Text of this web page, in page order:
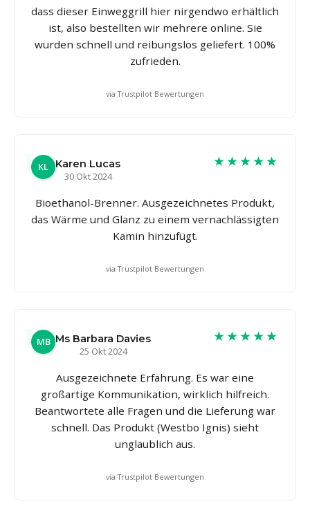
dass dieser Einweggrill hier nirgendwo erhältlich
ist, also bestellten wir mehrere online. Sie
wurden schnell und reibungslos geliefert. 100%
zufrieden.
via Trustpilot Bewertungen
KL
Karen Lucas
30 Okt 2024
★★★★★
Bioethanol-Brenner. Ausgezeichnetes Produkt,
das Wärme und Glanz zu einem vernachlässigten
Kamin hinzufügt.
via Trustpilot Bewertungen
MB Ms Barbara Davies
25 Okt 2024
★★★★★
Ausgezeichnete Erfahrung. Es war eine
großartige Kommunikation, wirklich hilfreich.
Beantwortete alle Fragen und die Lieferung war
schnell. Das Produkt (Westbo Ignis) sieht
unglaublich aus.
via Trustpilot Bewertungen